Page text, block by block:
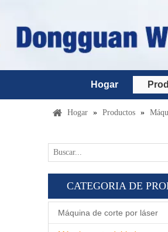
Hogar
Hogar » Productos »
CATEGORIA DE
Máquina de corte por láser